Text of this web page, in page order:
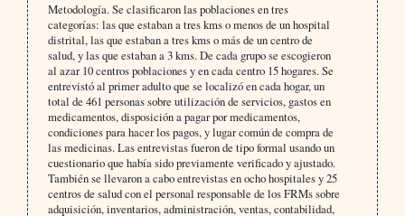
Metodología. Se clasificaron las poblaciones en tres
categorías: las que estaban a tres kms o menos de un hospital
distrital, las que estaban a tres kms o más de un centro de
salud, y las que estaban a 3 kms. De cada grupo se escogieron
al azar 10 centros poblaciones y en cada centro 15 hogares. Se
entrevistó al primer adulto que se localizó en cada hogar, un
total de 461 personas sobre utilización de servicios, gastos en
medicamentos, disposición a pagar por medicamentos,
condiciones para hacer los pagos, y lugar común de compra de
las medicinas. Las entrevistas fueron de tipo formal usando un
cuestionario que había sido previamente verificado y ajustado.
También se llevaron a cabo entrevistas en ocho hospitales y 25
centros de salud con el personal responsable de los FRMs sobre
adquisición, inventarios, administración, ventas, contabilidad,